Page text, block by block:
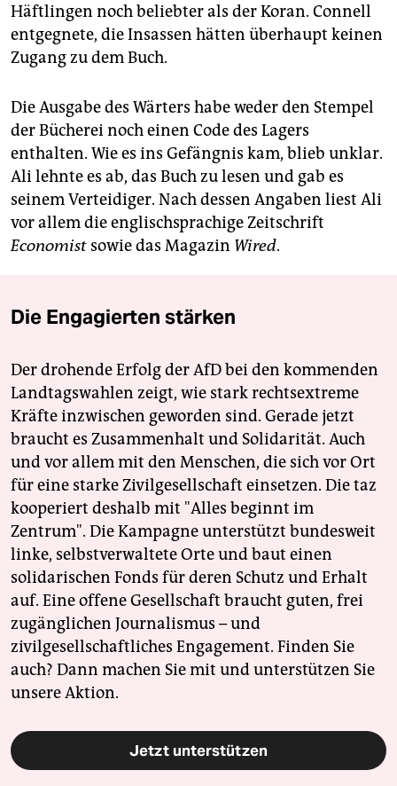
Häftlingen noch beliebter als der Koran. Connell
entgegnete, die Insassen hätten überhaupt keinen
Zugang zu dem Buch.
Die Ausgabe des Wärters habe weder den Stempel
der Bücherei noch einen Code des Lagers
enthalten. Wie es ins Gefängnis kam, blieb unklar.
Ali lehnte es ab, das Buch zu lesen und gab es
seinem Verteidiger. Nach dessen Angaben liest Ali
vor allem die englischsprachige Zeitschrift
Economist sowie das Magazin Wired.
Die Engagierten stärken
Der drohende Erfolg der AfD bei den kommenden
Landtagswahlen zeigt, wie stark rechtsextreme
Kräfte inzwischen geworden sind. Gerade jetzt
braucht es Zusammenhalt und Solidarität. Auch
und vor allem mit den Menschen, die sich vor Ort
für eine starke Zivilgesellschaft einsetzen. Die taz
kooperiert deshalb mit "Alles beginnt im
Zentrum". Die Kampagne unterstützt bundesweit
linke, selbstverwaltete Orte und baut einen
solidarischen Fonds für deren Schutz und Erhalt
auf. Eine offene Gesellschaft braucht guten, frei
zugänglichen Journalismus – und
zivilgesellschaftliches Engagement. Finden Sie
auch? Dann machen Sie mit und unterstützen Sie
unsere Aktion.
Jetzt unterstützen